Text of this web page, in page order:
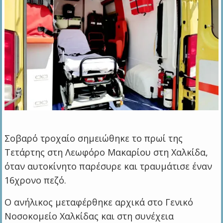
Σοβαρό τροχαίο σημειώθηκε το πρωί της
Τετάρτης στη Λεωφόρο Μακαρίου στη Χαλκίδα,
όταν αυτοκίνητο παρέσυρε και τραυμάτισε έναν
16χρονο πεζό.
Ο ανήλικος μεταφέρθηκε αρχικά στο Γενικό
Νοσοκομείο Χαλκίδας και στη συνέχεια